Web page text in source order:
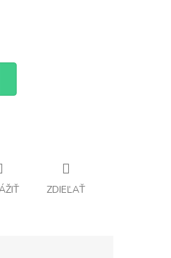
ZDIEĽAŤ